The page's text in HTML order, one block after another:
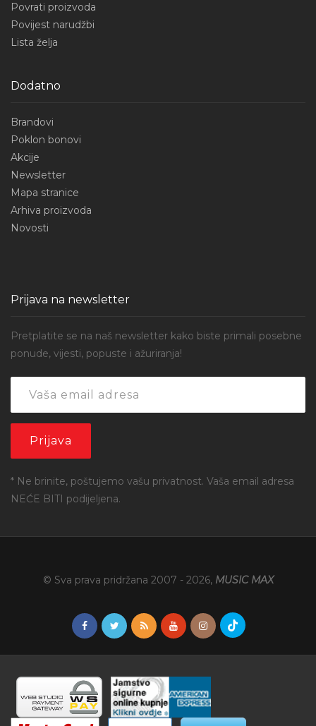
Povrati proizvoda
Povijest narudžbi
Lista želja
Dodatno
Brandovi
Poklon bonovi
Akcije
Newsletter
Mapa stranice
Arhiva proizvoda
Novosti
Prijava na newsletter
Pretplatite se na naš newsletter kako biste primali posebne
ponude, vijesti, popuste i ažuriranja!
* Ne brinite, poštujemo vašu privatnost. Vaša email adresa
NEĆE BITI podijeljena.
© Sva prava pridržana 2007 - 2026, MUSIC MAX